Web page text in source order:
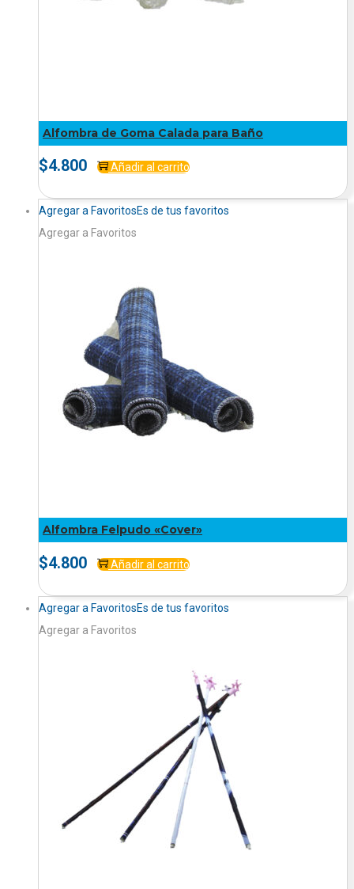
Alfombra de Goma Calada para Baño
$4.800 Añadir al carrito
Agregar a FavoritosEs de tus favoritos
Agregar a Favoritos
Alfombra Felpudo «Cover»
$4.800 Añadir al carrito
Agregar a FavoritosEs de tus favoritos
Agregar a Favoritos